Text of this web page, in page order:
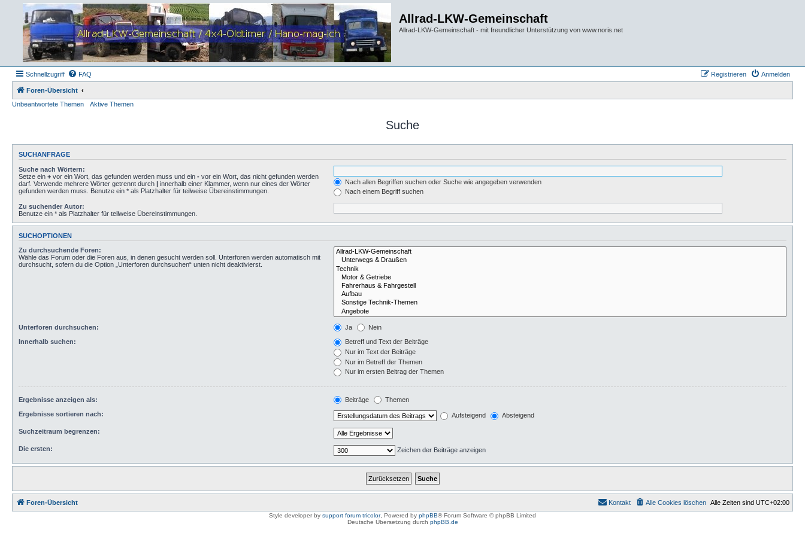
Allrad-LKW-Gemeinschaft
Allrad-LKW-Gemeinschaft - mit freundlicher Unterstützung von www.noris.net
Schnellzugriff FAQ Anmelden
Registrieren
Foren-Übersicht
Unbeantwortete Themen
Aktive Themen
Suche
SUCHANFRAGE
Suche nach Wörtern:
Setze ein + vor ein Wort, das gefunden werden muss und ein - vor ein Wort, das nicht gefunden werden
darf. Verwende mehrere Wörter getrennt durch | innerhalb einer Klammer, wenn nur eines der Wörter
gefunden werden muss. Benutze ein * als Platzhalter für teilweise Übereinstimmungen.
Nach allen Begriffen suchen oder Suche wie angegeben verwenden
Nach einem Begriff suchen
Zu suchender Autor:
Benutze ein * als Platzhalter für teilweise Übereinstimmungen.
SUCHOPTIONEN
Zu durchsuchende Foren:
Wähle das Forum oder die Foren aus, in denen gesucht werden soll. Unterforen werden automatisch mit
durchsucht, sofern du die Option „Unterforen durchsuchen“ unten nicht deaktivierst.
Unterforen durchsuchen: Ja Nein
Innerhalb suchen:
Betreff und Text der Beiträge
Nur im Text der Beiträge
Nur im Betreff der Themen
Nur im ersten Beitrag der Themen
Ergebnisse anzeigen als: Beiträge Themen
Ergebnisse sortieren nach: Aufsteigend Absteigend
Suchzeitraum begrenzen:
Die ersten: Zeichen der Beiträge anzeigen
Foren-Übersicht Alle Zeiten sind UTC+02:00
Alle Cookies löschen
Kontakt
Style developer by support forum tricolor, Powered by phpBB® Forum Software © phpBB Limited
Deutsche Übersetzung durch phpBB.de